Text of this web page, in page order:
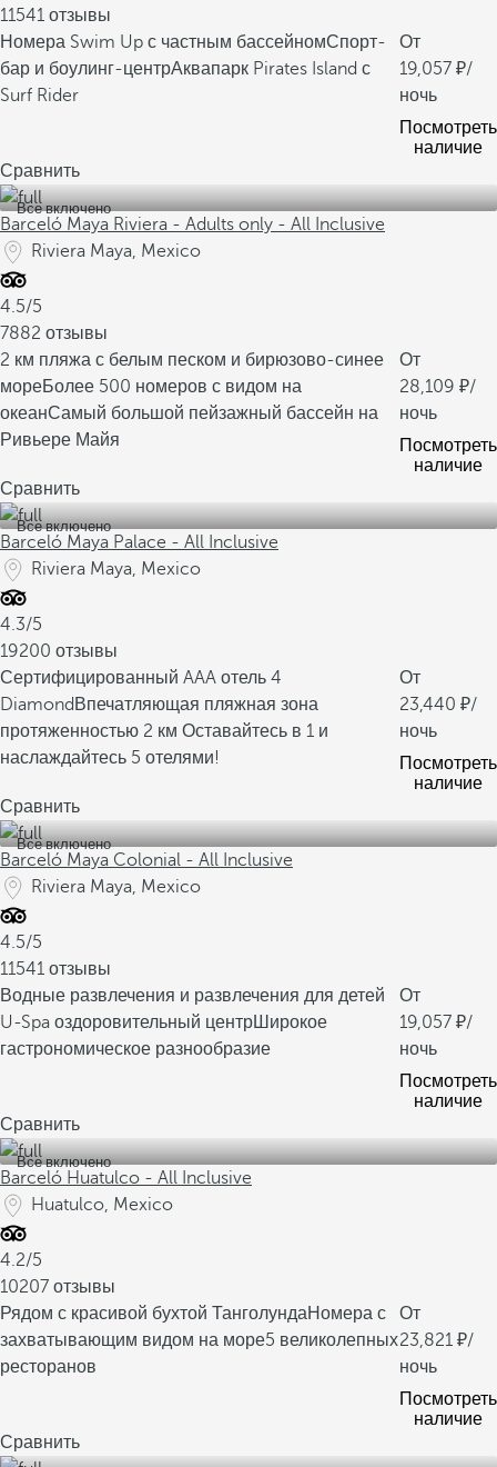
11541 отзывы
Номера Swim Up с частным бассейномСпорт-
бар и боулинг-центрАквапарк Pirates Island с
Surf Rider
От
19,057
/
ночь
Посмотреть
наличие
Сравнить
Все включено
Barceló Maya Riviera - Adults only - All Inclusive
Riviera Maya, Mexico
4.5/5
7882 отзывы
2 км пляжа с белым песком и бирюзово-синее
мореБолее 500 номеров с видом на
океанСамый большой пейзажный бассейн на
Ривьере Майя
От
28,109
/
ночь
Посмотреть
наличие
Сравнить
Все включено
Barceló Maya Palace - All Inclusive
Riviera Maya, Mexico
4.3/5
19200 отзывы
Сертифицированный AAA отель 4
Diamond Впечатляющая пляжная зона
протяженностью 2 км Оставайтесь в 1 и
наслаждайтесь 5 отелями!
От
23,440
/
ночь
Посмотреть
наличие
Сравнить
Все включено
Barceló Maya Colonial - All Inclusive
Riviera Maya, Mexico
4.5/5
11541 отзывы
Водные развлечения и развлечения для детей
U-Spa оздоровительный центрШирокое
гастрономическое разнообразие
От
19,057
/
ночь
Посмотреть
наличие
Сравнить
Все включено
Barceló Huatulco - All Inclusive
Huatulco, Mexico
4.2/5
10207 отзывы
Рядом с красивой бухтой ТанголундаНомера с
захватывающим видом на море5 великолепных
ресторанов
От
23,821
/
ночь
Посмотреть
наличие
Сравнить